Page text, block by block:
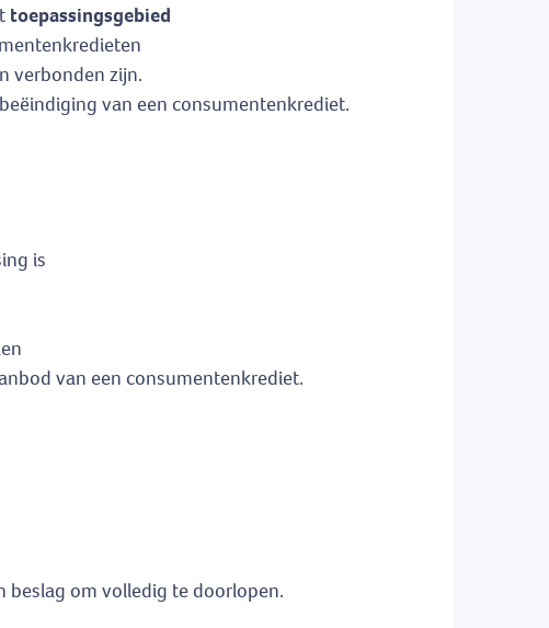
toepassingsgebied
verbonden zijn.
van een consumentenkrediet.
is
van een consumentenkrediet.
beslag om volledig te doorlopen.